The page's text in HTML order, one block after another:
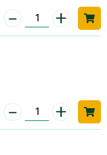
- +
- +